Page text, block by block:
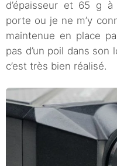
d’épaisseur et 65 g
porte ou je ne m’y
maintenue en place
pas d’un poil dans son
c’est très bien réalisé.